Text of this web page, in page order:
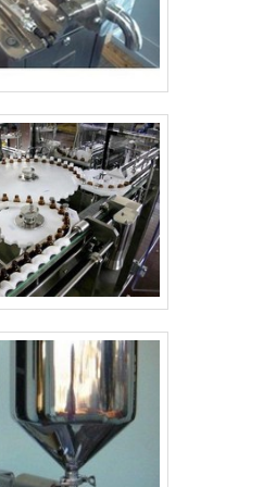
que tem sido apontada
no segmento pela
tudo que faz, garantindo
de todos os